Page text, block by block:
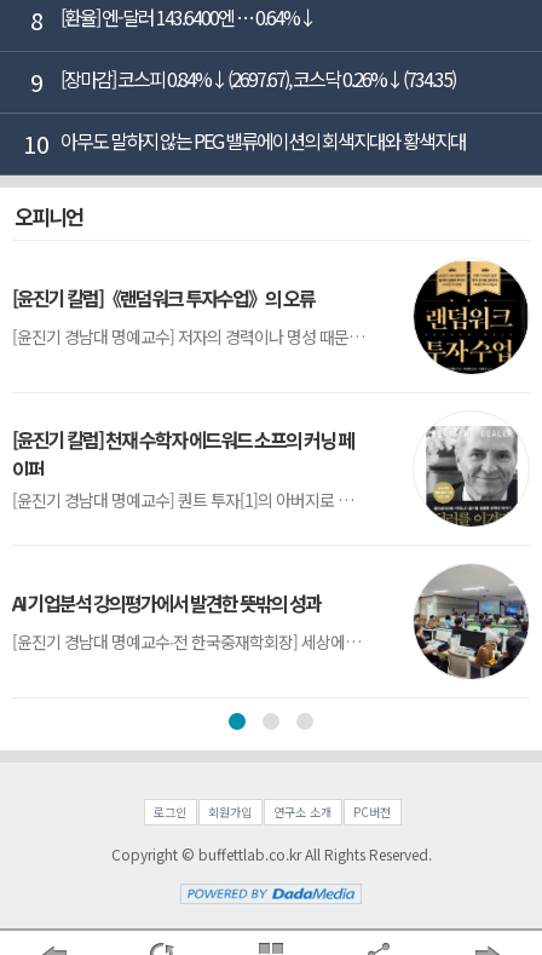
8 [환율] 엔-달러 143.6400엔 … 0.64%↓
9 [장마감] 코스피 0.84%↓(2697.67), 코스닥 0.26%↓(734.35)
10 아무도 말하지 않는 PEG 밸류에이션의 회색지대와 황색지대
오피니언
[윤진기 칼럼]《랜덤워크 투자수업》의 오류
[윤진기 경남대 명예교수] 저자의 경력이나 명성 때문인지 2020년에 번역 출판된 《랜덤워크 투자수업》(A Random Walk Down Wall Street) 12판은 표지부터가 거창하다. ‘45년간 12번 개정하며 철저히 검증한 투자서’, ‘전문가 부럽지 않은 투자 감각을 길러주는 위대한 투자지침서’ 라는 은빛 광고문구로 독자를 유혹한다.[1] 출판 50주...
[윤진기 칼럼] 천재 수학자 에드워드 소프의 커닝 페
이퍼
[윤진기 경남대 명예교수] 퀀트 투자[1]의 아버지로 불리는 에드워드 소프(Edward O. Thorp)는 수학계에서 천재로 알려진 인물이다. 그는 수학자이지만, 투자 업계에도 여러 가지 흥미로운 일화를 남겼다.수학을 이용하여 카지노를 이길 수 있는지가 궁금했던 그는 동료 교수가 소개해 준 블랙잭(Blackjack) 전략의 핵심을 손바닥 크기의 종이에 요...
AI 기업분석 강의평가에서 발견한 뜻밖의 성과
[윤진기 경남대 명예교수∙전 한국중재학회장] 세상에는 우연처럼 보이지만 인류의 진보를 이끌어낸 사건들이 있다. 영국의 알렉산더 플레밍(Alexander Fleming)이 곰팡이 핀 페트리 접시(Petri dish)를 버리지 않고[1] 관찰해 페니실린을 발견한 것은 그 대표적 사례다. 무심히 지나쳤다면 결코 없었을 혁신이었다.지난 7월 5일, 필자가 개발한 기업...
로그인 회원가입 연구소 소개 PC버전
Copyright © buffettlab.co.kr All Rights Reserved.